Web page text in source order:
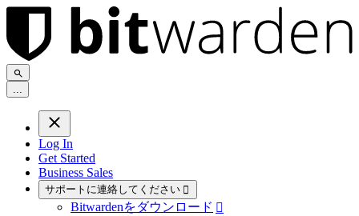
...
Log In
Get Started
Business Sales
サポートに連絡してください 
Bitwardenをダウンロード 